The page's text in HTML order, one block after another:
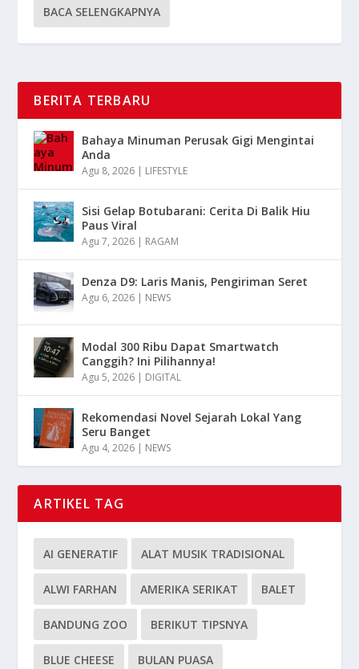
BACA SELENGKAPNYA
BERITA TERBARU
Bahaya Minuman Perusak Gigi Mengintai
Anda
Agu 8, 2026 LIFESTYLE
Sisi Gelap Botubarani: Cerita Di Balik Hiu
Paus Viral
Agu 7, 2026 RAGAM
Denza D9: Laris Manis, Pengiriman Seret
Agu 6, 2026 NEWS
Modal 300 Ribu Dapat Smartwatch
Canggih? Ini Pilihannya!
Agu 5, 2026 DIGITAL
Rekomendasi Novel Sejarah Lokal Yang
Seru Banget
Agu 4, 2026 NEWS
ARTIKEL TAG
AI GENERATIF ALAT MUSIK TRADISIONAL
ALWI FARHAN AMERIKA SERIKAT BALET
BANDUNG ZOO BERIKUT TIPSNYA
BLUE CHEESE BULAN PUASA